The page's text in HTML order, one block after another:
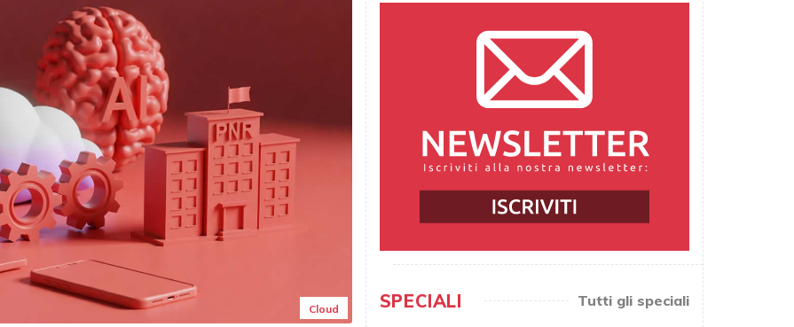
Cloud SPECIALI Tutti gli speciali